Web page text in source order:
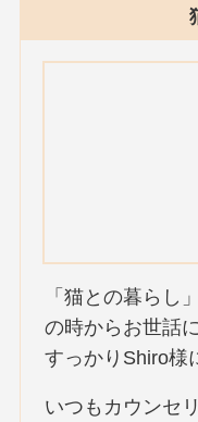
「猫との暮らし
の時からお世話
すっかりShiro様
いつもカウンセ